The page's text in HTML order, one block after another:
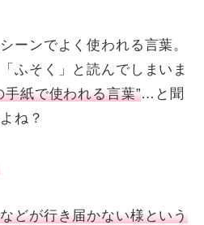
ーンでよく使われる言葉。
ふそく」と読んでしまいま
手紙で使われる言葉”…と聞
ね？
どが行き届かない様という